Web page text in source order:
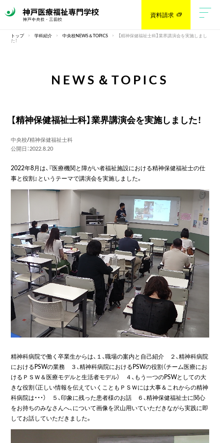
資料請求
トップ 学科紹介 中央校NEWS＆TOPICS 【精神保健福祉士科】業界講演会を実施しまし
た！
NEWS＆TOPICS
【精神保健福祉士科】業界講演会を実施しました！
中央校/精神保健福祉士科
公開日：2022.8.20
2022年8月は、『医療機関と障がい者福祉施設における精神保健福祉士の仕
事と役割』というテーマで講演会を実施しました。
精神科病院で働く卒業生からは、１、職場の案内と自己紹介 ２、精神科病院
におけるPSWの業務 ３、精神科病院におけるPSWの役割（チーム医療にお
けるＰＳＷ＆医療モデルと生活者モデル） ４、もう一つのPSWとしての大
きな役割（正しい情報を伝えていくこともＰＳＷには大事＆これからの精神
科病院は・・・） ５、印象に残った患者様のお話 ６、精神保健福祉士に関心
をお持ちのみなさんへ、について画像を沢山用いていただきながら実践に即
してお話していただきました。